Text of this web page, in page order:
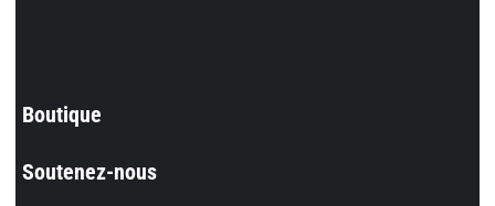
Boutique
Soutenez-nous